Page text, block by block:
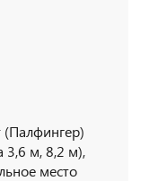
3,6 м, 8,2 м),
место